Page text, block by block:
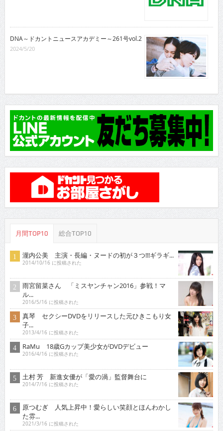
DNA～ドカントニュースアカデミー～261号vol.2
2024/5/20
月間TOP10 総合TOP10
瀧内公美 主演・長編・ヌードの初が３つ!!!ギラギ...
2014/10/16 に投稿された
雨宮留菜さん 「ミスヤンチャン2016」参戦！マ
ル...
2016/5/16 に投稿された
真琴 セクシーDVDをリリースした元ひきこもり女
子...
2013/4/16 に投稿された
RaMu 18歳Gカップ美少女がDVDデビュー
2016/4/16 に投稿された
土村 芳 新進女優が「愛の渦」監督舞台に
2014/7/16 に投稿された
原つむぎ 人気上昇中！愛らしい笑顔とほんわかし
た雰...
2021/3/16 に投稿された